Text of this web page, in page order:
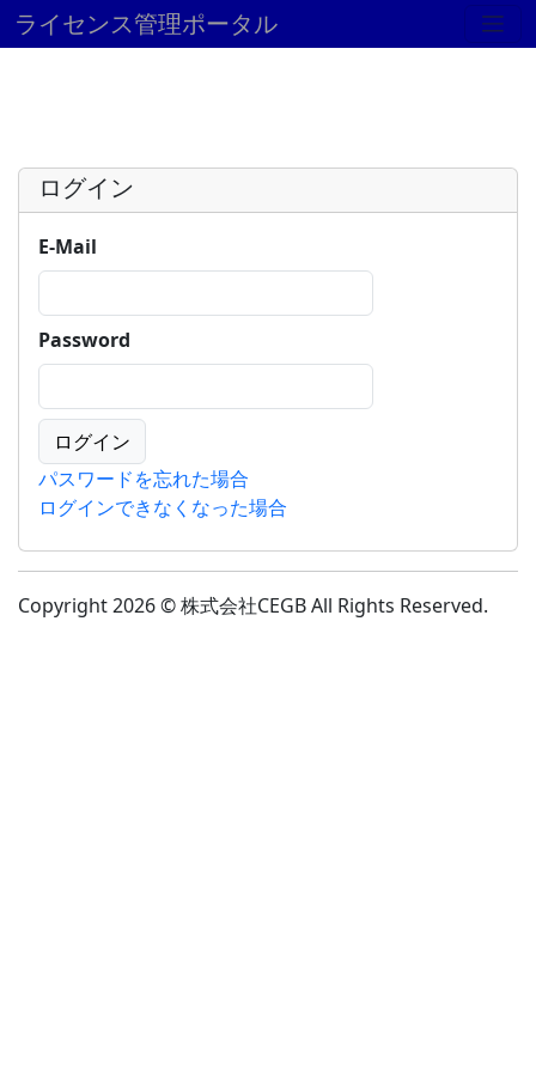
ライセンス管理ポータル
ログイン
E-Mail
Password
パスワードを忘れた場合
ログインできなくなった場合
Copyright 2026 © 株式会社CEGB All Rights Reserved.